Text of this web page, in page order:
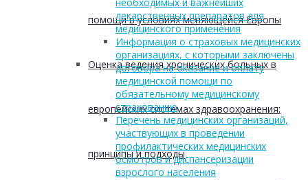
помощи в условиях меняющейся Европы
Оценка ведения хронических больных в
европейских системах здравоохранения:
принципы и подходы
лекарственных препаратов для
медицинского применения
Информация о страховых медицинских
организациях, с которыми заключены
договора на оказание и оплату
медицинской помощи по
обязательному медицинскому
страхованию
Перечень медицинских организаций,
участвующих в проведении
профилактических медицинских
осмотров и диспансеризации
взрослого населения